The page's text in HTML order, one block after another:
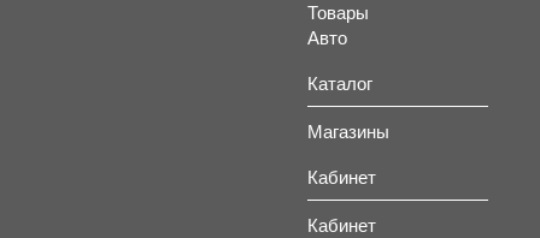
Товары
Авто
Каталог
Магазины
Кабинет
Кабинет